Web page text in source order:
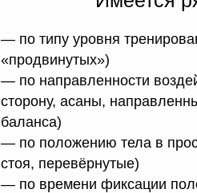
— по типу уровня
«продвинутых»)
— по направленности
сторону, асаны,
баланса)
— по положению тела в
стоя, перевёрнутые)
— по времени фиксации